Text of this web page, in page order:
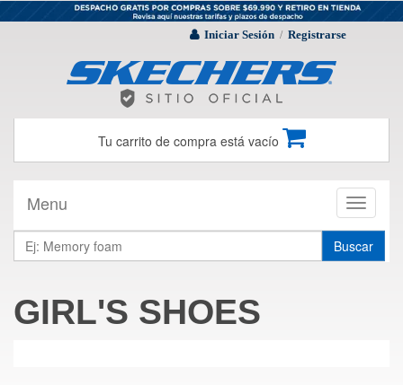
Iniciar Sesión / Registrarse
Tu carrito de compra está vacío
Toggle
Menu
Buscar
GIRL'S SHOES